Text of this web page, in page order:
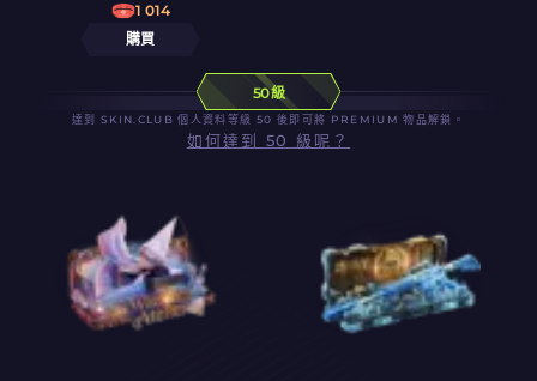
1 014
購買
50 級
達到 SKIN.CLUB 個人資料等級 50 後即可將 PREMIUM 物品解鎖。
如何達到 50 級呢？